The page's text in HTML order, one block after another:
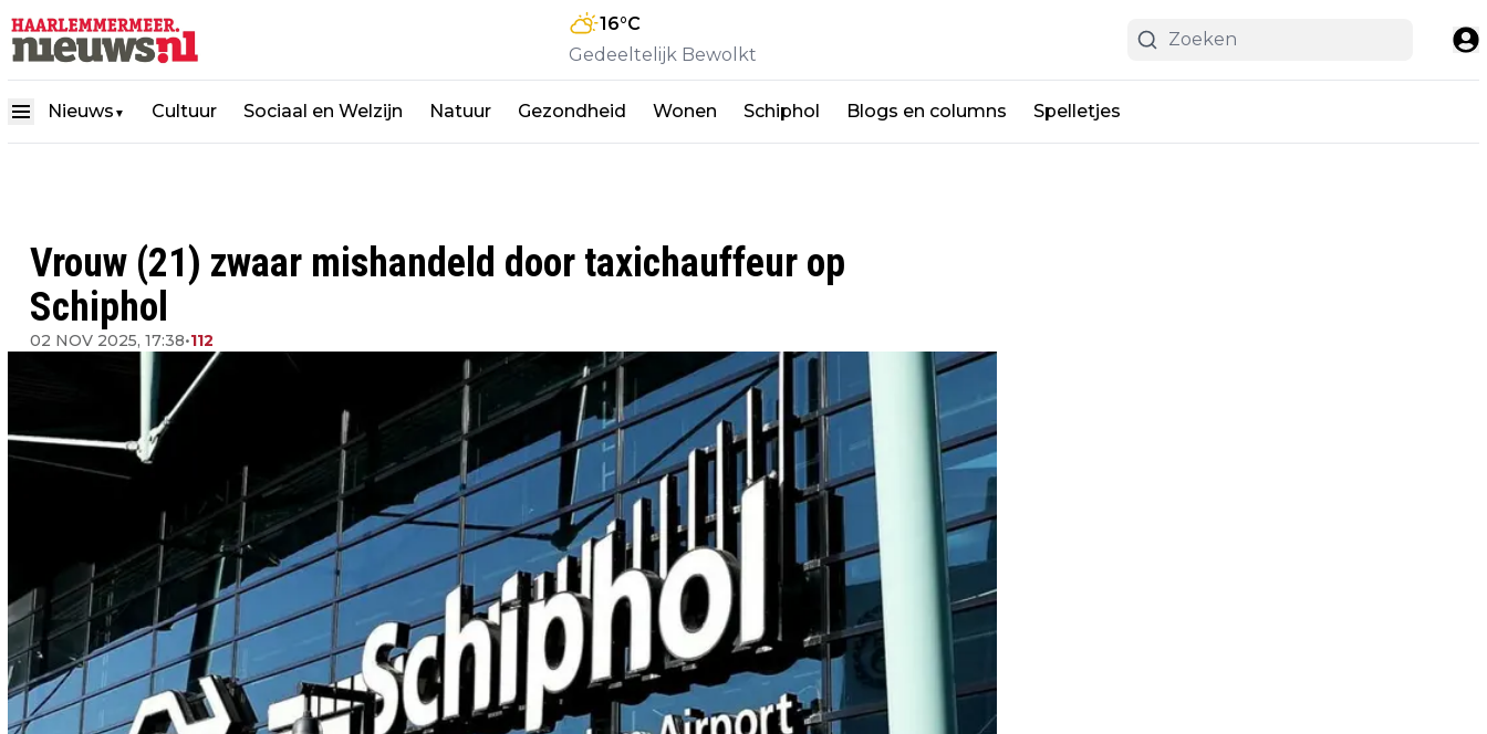
16°C
Gedeeltelijk Bewolkt
Nieuws ▼ Cultuur Sociaal en Welzijn Natuur Gezondheid Wonen Schiphol Blogs en columns Spelletjes
Vrouw (21) zwaar mishandeld door taxichauffeur op
Schiphol
02 NOV 2025, 17:38•112